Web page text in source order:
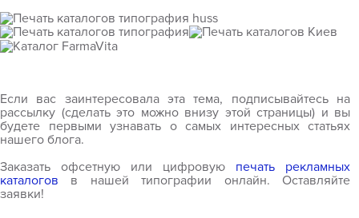
Если вас заинтересовала эта тема, подписывайтесь на
рассылку (сделать это можно внизу этой страницы) и вы
будете первыми узнавать о самых интересных статьях
нашего блога.
Заказать офсетную или цифровую печать рекламных
каталогов в нашей типографии онлайн. Оставляйте
заявки!